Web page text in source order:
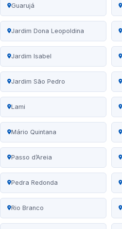
Guarujá
Jardim Dona Leopoldina
Jardim Isabel
Jardim São Pedro
Lami
Mário Quintana
Passo d’Areia
Pedra Redonda
Rio Branco